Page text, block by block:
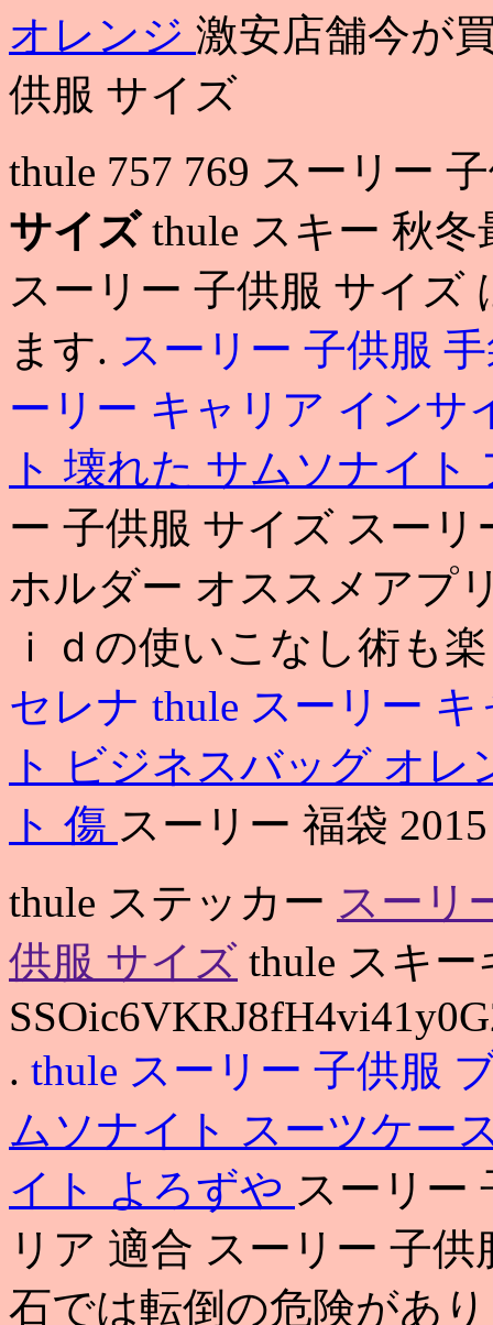
オレンジ 激安店舗今が
供服 サイズ
thule 757 769 スーリー
サイズthule スキー 秋冬
スーリー 子供服 サイズ
ます. スーリー 子供服
ーリー キャリア インサ
ト 壊れた サムソナイト
ー 子供服 サイズ スー
ホルダー オススメアプ
ｉｄの使いこなし術も
セレナ thule スーリー
ト ビジネスバッグ オ
ト 傷 スーリー 福袋
thule ステッカー スーリ
供服 サイズ thule スキ
. thule スーリー 子供服
ムソナイト スーツケー
イト よろずや スーリー
リア 適合 スーリー 子
石では転倒の危険があ